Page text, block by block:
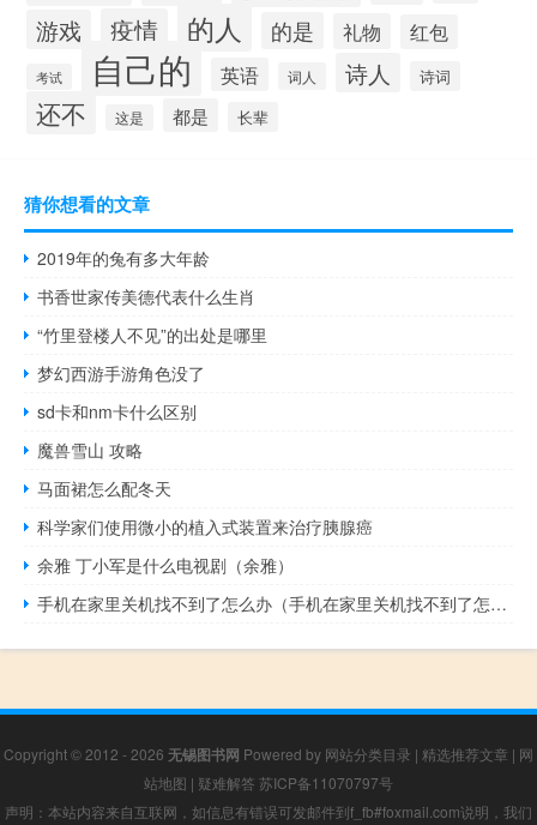
游戏 疫情 的人 的是 礼物 红包
考试 自己的 英语 词人 诗人 诗词
还不 这是 都是 长辈
猜你想看的文章
2019年的兔有多大年龄
书香世家传美德代表什么生肖
“竹里登楼人不见”的出处是哪里
梦幻西游手游角色没了
sd卡和nm卡什么区别
魔兽雪山 攻略
马面裙怎么配冬天
科学家们使用微小的植入式装置来治疗胰腺癌
余雅 丁小军是什么电视剧（余雅）
手机在家里关机找不到了怎么办（手机在家里关机找不到了怎么办）
Copyright © 2012 - 2026 无锡图书网 Powered by 网站分类目录 | 精选推荐文章 | 网
站地图 | 疑难解答 苏ICP备11070797号
声明：本站内容来自互联网，如信息有错误可发邮件到f_fb#foxmail.com说明，我们